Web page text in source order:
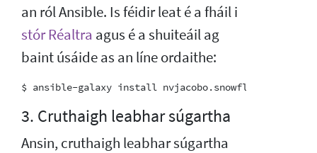
an ról Ansible. Is féidir leat é a fháil i
stór Réaltra agus é a shuiteáil ag
baint úsáide as an líne ordaithe:
3. Cruthaigh leabhar súgartha
Ansin, cruthaigh leabhar súgartha